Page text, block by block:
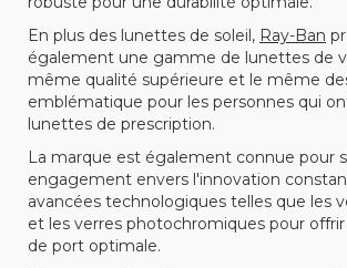
En plus des lunettes de soleil, Ray-Ban
également une gamme de lunettes de
même qualité supérieure et le même
emblématique pour les personnes qui
lunettes de prescription.
La marque est également connue pour
engagement envers l'innovation
avancées technologiques telles que les
et les verres photochromiques pour
de port optimale.